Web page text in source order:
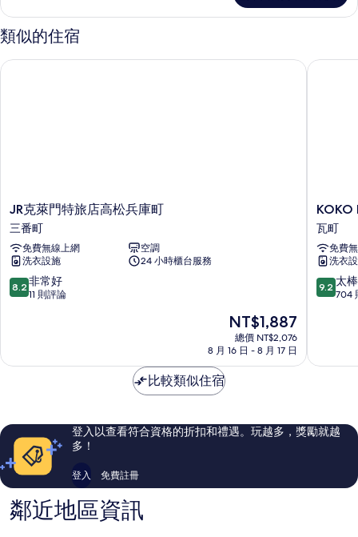
煙
房
(with
Extra
雙
床
房,
吸
類似的住宿
JR
克
萊
門
特
旅
店
町
JR克萊門特旅店高松兵庫町
三番町
免費無線上網
空調
洗衣設施
24 小時櫃台服務
8.2
分，
非
則
評
8.2 非常好
11 則評論
現
在
價
NT$1,887
總價 NT$2,076
8 月 16 日 - 8 月 17 日
JR克萊門特旅店高松兵庫町
KOKO
HOTEL
高
松
瓦
町
KOKO
瓦町
免費
洗衣
9.2
分，
太
則
評
9.2 太
704
KOKO
比較類似住宿
登入以查看符合資格的折扣和禮遇。玩越多，獎勵就越
多！
登入 免費註冊
鄰近地區資訊